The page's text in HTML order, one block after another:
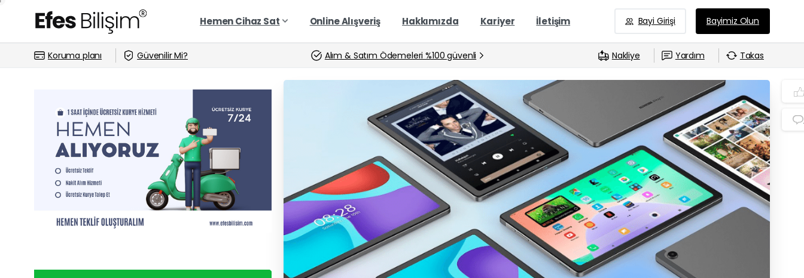
Hemen Cihaz Sat Online Alışveriş Hakkımızda Kariyer İletişim Bayi Girişi Bayimiz Olun
Koruma planı Güvenilir Mi? Alım & Satım Ödemeleri %100 güvenli Nakliye Yardım Takas